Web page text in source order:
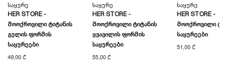
Საყურე
HER STORE -
Მოოქროვილი Ტიტანის
Გულის Ფორმის
Საყურეები
49,00 ₾
Საყურე
HER STORE -
Მოოქროვილი Ტიტანის
Ყვავილის Ფორმის
Საყურეები
55,00 ₾
Საყურე
HER STORE -
Მოოქროვილი
Საყურეები
51,00 ₾